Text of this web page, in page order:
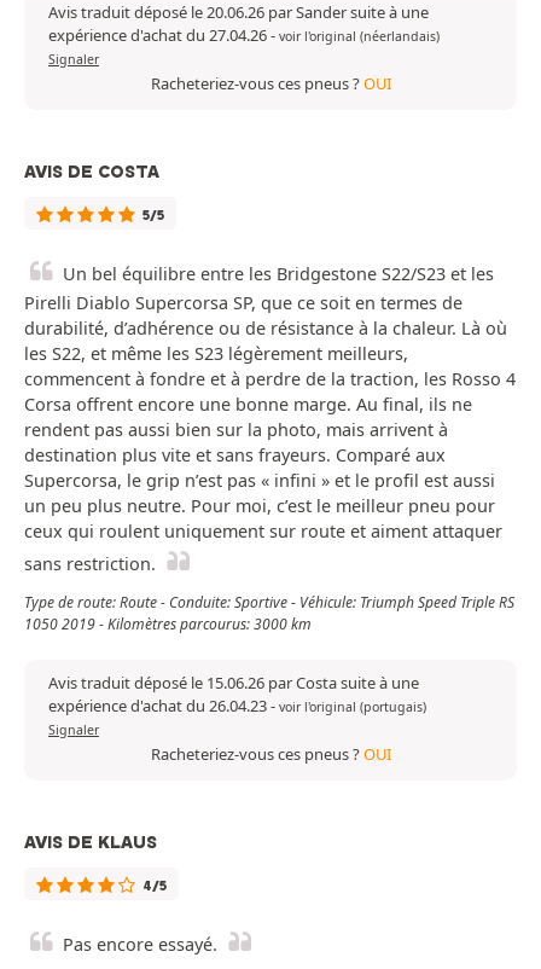
Avis traduit déposé le 20.06.26 par Sander suite à une
expérience d'achat du 27.04.26- voir l'original (néerlandais)
Signaler
Racheteriez-vous ces pneus ?OUI
AVIS DE COSTA
5/5
Un bel équilibre entre les Bridgestone S22/S23 et les
Pirelli Diablo Supercorsa SP, que ce soit en termes de
durabilité, d’adhérence ou de résistance à la chaleur. Là où
les S22, et même les S23 légèrement meilleurs,
commencent à fondre et à perdre de la traction, les Rosso 4
Corsa offrent encore une bonne marge. Au final, ils ne
rendent pas aussi bien sur la photo, mais arrivent à
destination plus vite et sans frayeurs. Comparé aux
Supercorsa, le grip n’est pas « infini » et le profil est aussi
un peu plus neutre. Pour moi, c’est le meilleur pneu pour
ceux qui roulent uniquement sur route et aiment attaquer
sans restriction.
Type de route: Route - Conduite: Sportive - Véhicule: Triumph Speed Triple RS
1050 2019 - Kilomètres parcourus: 3000 km
Avis traduit déposé le 15.06.26 par Costa suite à une
expérience d'achat du 26.04.23- voir l'original (portugais)
Signaler
Racheteriez-vous ces pneus ?OUI
AVIS DE KLAUS
4/5
Pas encore essayé.